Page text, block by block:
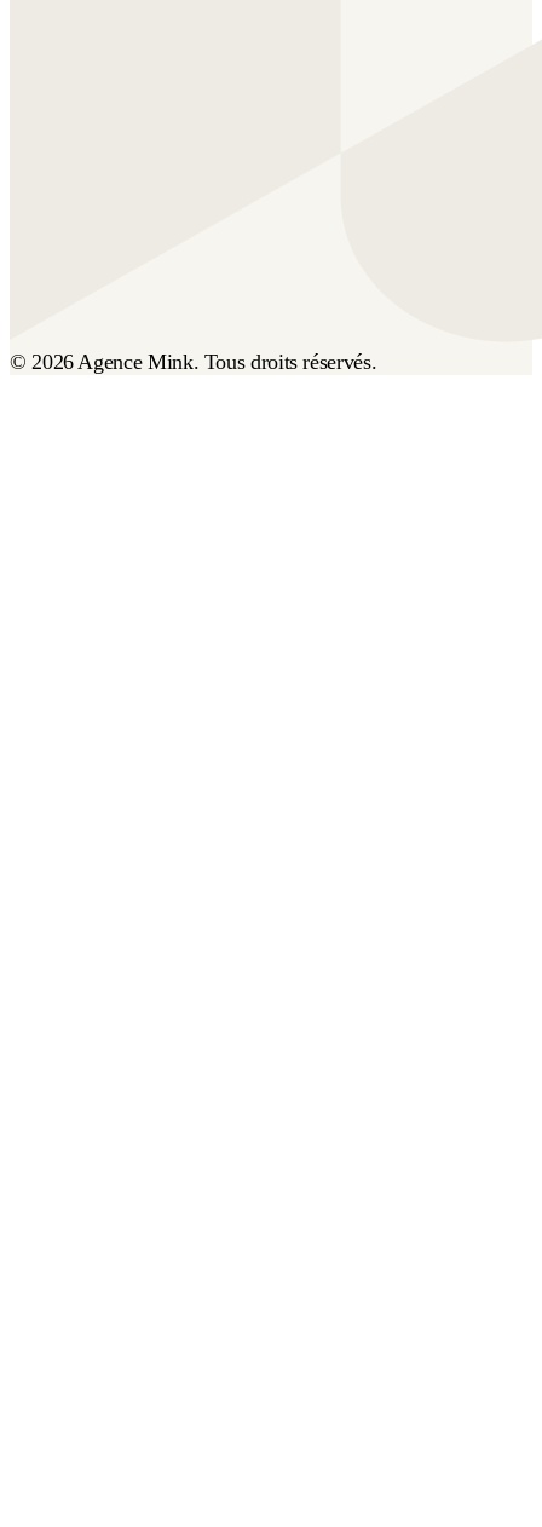
© 2026 Agence Mink. Tous droits réservés.